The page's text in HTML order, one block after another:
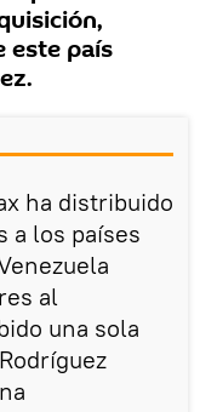
este país
ha distribuido
a los países
al
una sola